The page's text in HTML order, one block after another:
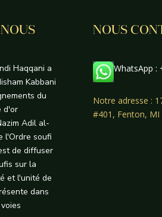
Haqqani a
Kabbani
du
d'or
Adil al-
l'Ordre soufi
de diffuser
sur la
et l'unité de
dans
NOUS
WhatsApp :
Notre adresse :
#401, Fenton, MI